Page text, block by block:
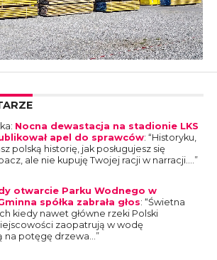
: Nocna dewastacja na stadionie LKS
apel do sprawców: “Historyku,
polską historię, jak posługujesz się
ale nie kupuję Twojej racji w narracji.… ”
otwarcie Parku Wodnego w
spółka zabrała głos: “Świetna
kiedy nawet główne rzeki Polski
zaopatrują w wodę
na potęgę drzewa… ”